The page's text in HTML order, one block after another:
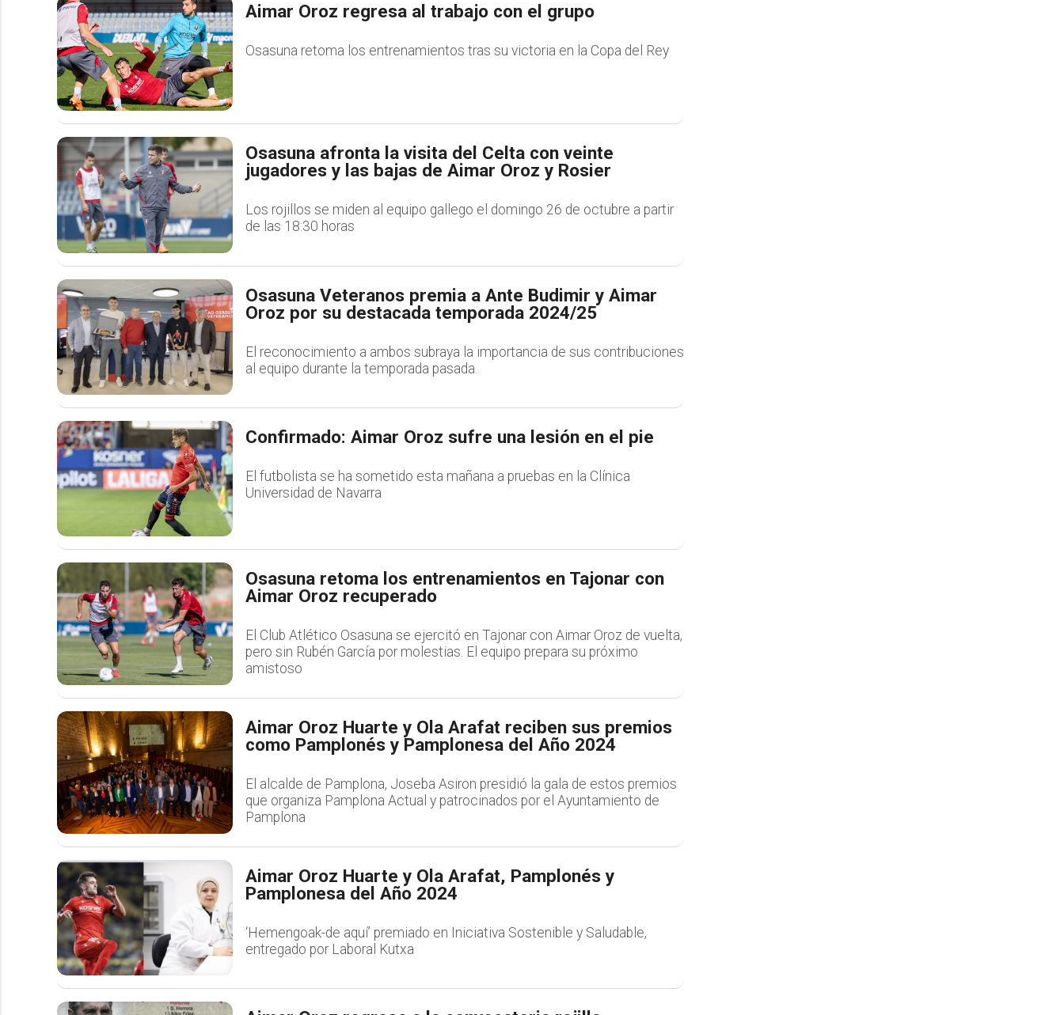
Aimar Oroz regresa al trabajo con el grupo
Osasuna retoma los entrenamientos tras su victoria en la Copa del Rey
Osasuna afronta la visita del Celta con veinte
jugadores y las bajas de Aimar Oroz y Rosier
Los rojillos se miden al equipo gallego el domingo 26 de octubre a partir
de las 18:30 horas
Osasuna Veteranos premia a Ante Budimir y Aimar
Oroz por su destacada temporada 2024/25
El reconocimiento a ambos subraya la importancia de sus contribuciones
al equipo durante la temporada pasada.
Confirmado: Aimar Oroz sufre una lesión en el pie
El futbolista se ha sometido esta mañana a pruebas en la Clínica
Universidad de Navarra
Osasuna retoma los entrenamientos en Tajonar con
Aimar Oroz recuperado
El Club Atlético Osasuna se ejercitó en Tajonar con Aimar Oroz de vuelta,
pero sin Rubén García por molestias. El equipo prepara su próximo
amistoso
Aimar Oroz Huarte y Ola Arafat reciben sus premios
como Pamplonés y Pamplonesa del Año 2024
El alcalde de Pamplona, Joseba Asiron presidió la gala de estos premios
que organiza Pamplona Actual y patrocinados por el Ayuntamiento de
Pamplona
Aimar Oroz Huarte y Ola Arafat, Pamplonés y
Pamplonesa del Año 2024
‘Hemengoak-de aquí’ premiado en Iniciativa Sostenible y Saludable,
entregado por Laboral Kutxa